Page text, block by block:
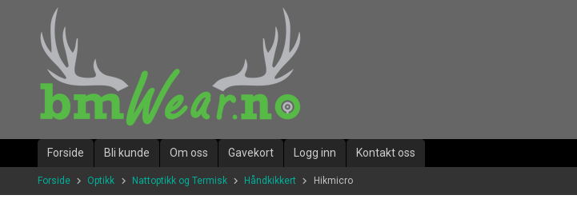
innholdet
Forside Bli kunde Om oss Gavekort Logg inn Kontakt oss
Forside Optikk Nattoptikk og Termisk Håndkikkert Hikmicro